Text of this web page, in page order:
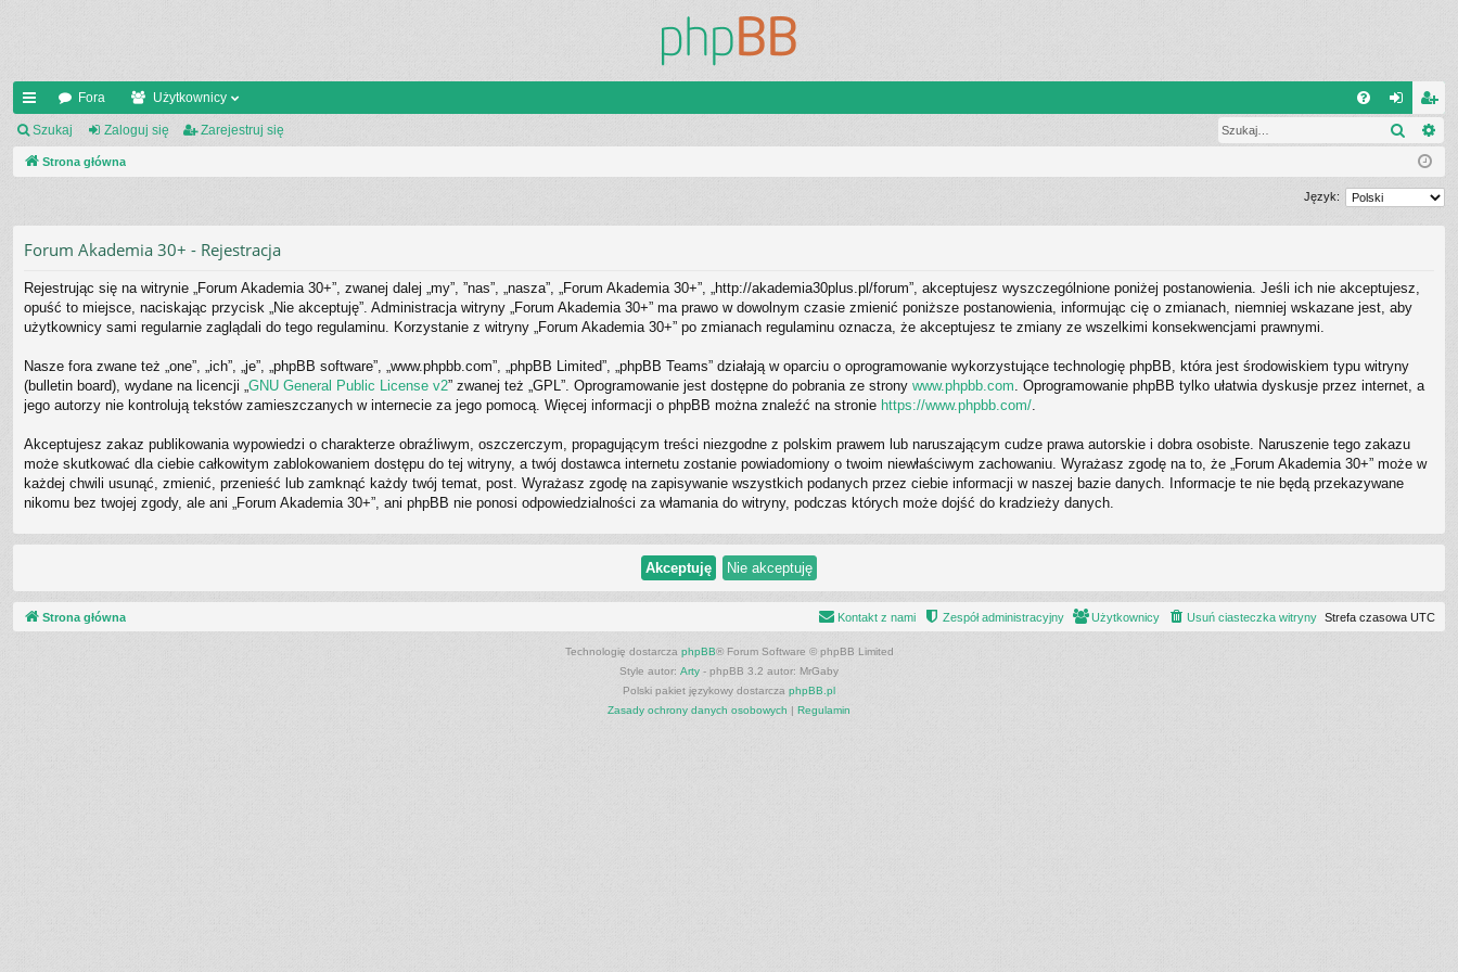
ię
ce
…
Fora Użytkownicy
al
si
ar
ej
es
tru
Szukaj Zaloguj się Zarejestruj się Szukaj
Strona główna
Język:
Forum Akademia 30+ - Rejestracja
Rejestrując się na witrynie „Forum Akademia 30+”, zwanej dalej „my”, ”nas”, „nasza”, „Forum Akademia 30+”, „http://akademia30plus.pl/forum”, akceptujesz wyszczególnione poniżej postanowienia. Jeśli ich nie akceptujesz,
opuść to miejsce, naciskając przycisk „Nie akceptuję”. Administracja witryny „Forum Akademia 30+” ma prawo w dowolnym czasie zmienić poniższe postanowienia, informując cię o zmianach, niemniej wskazane jest, aby
użytkownicy sami regularnie zaglądali do tego regulaminu. Korzystanie z witryny „Forum Akademia 30+” po zmianach regulaminu oznacza, że akceptujesz te zmiany ze wszelkimi konsekwencjami prawnymi.
Nasze fora zwane też „one”, „ich”, „je”, „phpBB software”, „www.phpbb.com”, „phpBB Limited”, „phpBB Teams” działają w oparciu o oprogramowanie wykorzystujące technologię phpBB, która jest środowiskiem typu witryny
(bulletin board), wydane na licencji „GNU General Public License v2” zwanej też „GPL”. Oprogramowanie jest dostępne do pobrania ze strony www.phpbb.com. Oprogramowanie phpBB tylko ułatwia dyskusje przez internet, a
jego autorzy nie kontrolują tekstów zamieszczanych w internecie za jego pomocą. Więcej informacji o phpBB można znaleźć na stronie https://www.phpbb.com/.
Akceptujesz zakaz publikowania wypowiedzi o charakterze obraźliwym, oszczerczym, propagującym treści niezgodne z polskim prawem lub naruszającym cudze prawa autorskie i dobra osobiste. Naruszenie tego zakazu
może skutkować dla ciebie całkowitym zablokowaniem dostępu do tej witryny, a twój dostawca internetu zostanie powiadomiony o twoim niewłaściwym zachowaniu. Wyrażasz zgodę na to, że „Forum Akademia 30+” może w
każdej chwili usunąć, zmienić, przenieść lub zamknąć każdy twój temat, post. Wyrażasz zgodę na zapisywanie wszystkich podanych przez ciebie informacji w naszej bazie danych. Informacje te nie będą przekazywane
nikomu bez twojej zgody, ale ani „Forum Akademia 30+”, ani phpBB nie ponosi odpowiedzialności za włamania do witryny, podczas których może dojść do kradzieży danych.
Strona główna Strefa czasowa UTC
Usuń ciasteczka witryny
Użytkownicy
Zespół administracyjny
Kontakt z nami
Technologię dostarcza phpBB® Forum Software © phpBB Limited
Style autor: Arty - phpBB 3.2 autor: MrGaby
Polski pakiet językowy dostarcza phpBB.pl
Zasady ochrony danych osobowych | Regulamin